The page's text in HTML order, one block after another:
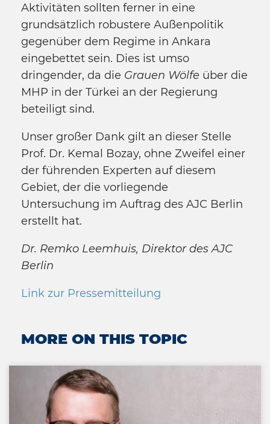
Aktivitäten sollten ferner in eine
grundsätzlich robustere Außenpolitik
gegenüber dem Regime in Ankara
eingebettet sein. Dies ist umso
dringender, da die Grauen Wölfe über die
MHP in der Türkei an der Regierung
beteiligt sind.
Unser großer Dank gilt an dieser Stelle
Prof. Dr. Kemal Bozay, ohne Zweifel einer
der führenden Experten auf diesem
Gebiet, der die vorliegende
Untersuchung im Auftrag des AJC Berlin
erstellt hat.
Dr. Remko Leemhuis, Direktor des AJC
Berlin
Link zur Pressemitteilung
MORE ON THIS TOPIC